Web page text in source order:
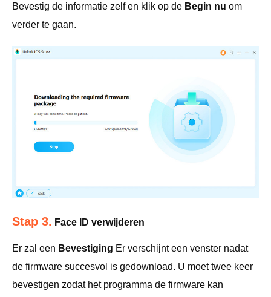
Bevestig de informatie zelf en klik op de Begin nu om
verder te gaan.
Stap 3. Face ID verwijderen
Er zal een Bevestiging Er verschijnt een venster nadat
de firmware succesvol is gedownload. U moet twee keer
bevestigen zodat het programma de firmware kan